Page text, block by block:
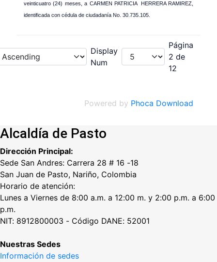
veinticuatro (24) meses, a CARMEN PATRICIA
HERRERA RAMIREZ,
identificada con cédula de ciudadanía No. 30.735.105.
Display
Num
Página
2 de
12
Powered by Phoca Download
Alcaldía de Pasto
Dirección Principal:
Sede San Andres: Carrera 28 # 16 -18
San Juan de Pasto, Nariño, Colombia
Horario de atención:
Lunes a Viernes de 8:00 a.m. a 12:00 m. y 2:00 p.m. a 6:00
p.m.
NIT: 8912800003 - Código DANE: 52001
Nuestras Sedes
Información de sedes